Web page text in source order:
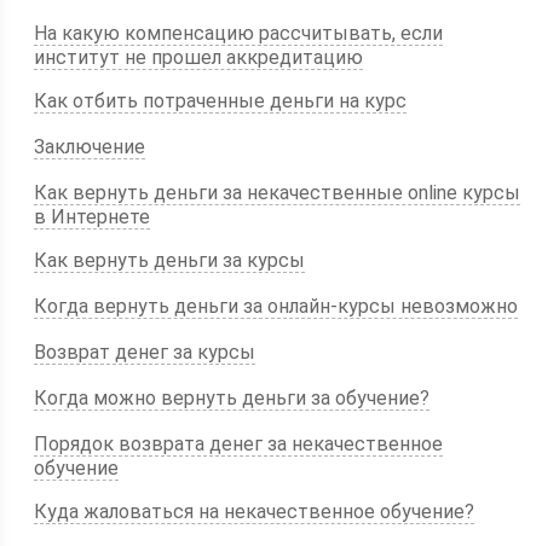
На какую компенсацию рассчитывать, если
институт не прошел аккредитацию
Как отбить потраченные деньги на курс
Заключение
Как вернуть деньги за некачественные online курсы
в Интернете
Как вернуть деньги за курсы
Когда вернуть деньги за онлайн-курсы невозможно
Возврат денег за курсы
Когда можно вернуть деньги за обучение?
Порядок возврата денег за некачественное
обучение
Куда жаловаться на некачественное обучение?